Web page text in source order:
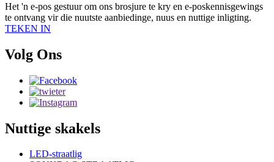
Het 'n e-pos gestuur om ons brosjure te kry en e-poskennisgewings
te ontvang vir die nuutste aanbiedinge, nuus en nuttige inligting.
TEKEN IN
Volg Ons
Nuttige skakels
LED-straatlig